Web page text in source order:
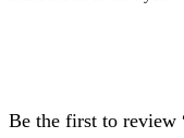
Be the first to review